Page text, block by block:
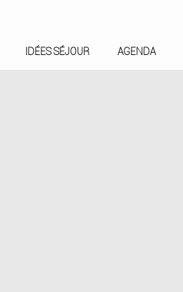
IDÉES SÉJOUR AGENDA